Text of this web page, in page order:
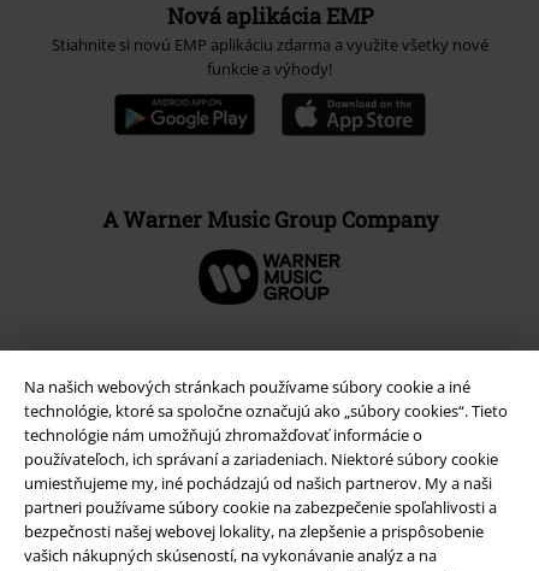
Na našich webových stránkach používame súbory cookie a iné
technológie, ktoré sa spoločne označujú ako „súbory cookies“. Tieto
technológie nám umožňujú zhromažďovať informácie o
používateľoch, ich správaní a zariadeniach. Niektoré súbory cookie
umiestňujeme my, iné pochádzajú od našich partnerov. My a naši
partneri používame súbory cookie na zabezpečenie spoľahlivosti a
bezpečnosti našej webovej lokality, na zlepšenie a prispôsobenie
vašich nákupných skúseností, na vykonávanie analýz a na
Nová aplikácia EMP
Stiahnite si novú EMP aplikáciu zdarma a využite všetky nové
funkcie a výhody!
A Warner Music Group Company